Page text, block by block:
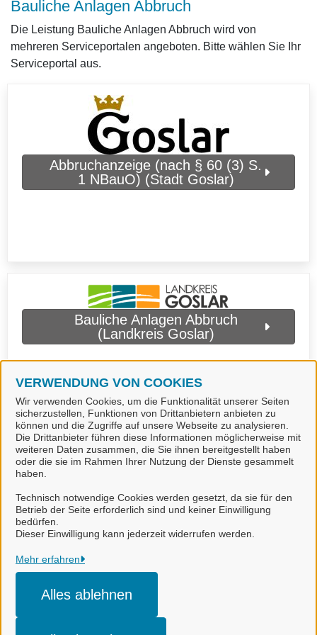
VERWENDUNG VON COOKIES
Wir verwenden Cookies, um die Funktionalität unserer Seiten
sicherzustellen, Funktionen von Drittanbietern anbieten zu
können und die Zugriffe auf unsere Webseite zu analysieren.
Die Drittanbieter führen diese Informationen möglicherweise mit
weiteren Daten zusammen, die Sie ihnen bereitgestellt haben
oder die sie im Rahmen Ihrer Nutzung der Dienste gesammelt
haben.
Technisch notwendige Cookies werden gesetzt, da sie für den
Betrieb der Seite erforderlich sind und keiner Einwilligung
bedürfen.
Dieser Einwilligung kann jederzeit widerrufen werden.
Mehr erfahren
Alles ablehnen
Bauliche Anlagen Abbruch
Die Leistung Bauliche Anlagen Abbruch wird von
mehreren Serviceportalen angeboten. Bitte wählen Sie Ihr
Serviceportal aus.
Abbruchanzeige (nach § 60 (3) S.
1 NBauO) (Stadt Goslar)
Bauliche Anlagen Abbruch
(Landkreis Goslar)
Landkreis Goslar
Alle Rechte vorbehalten